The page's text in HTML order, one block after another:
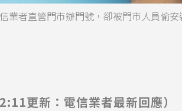
業者直營門市辦門號，卻被門市人員偷
更新：電信業者最新回應）